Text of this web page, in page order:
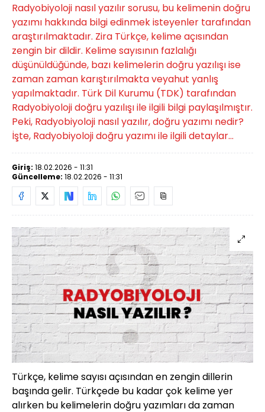
Radyobiyoloji nasıl yazılır sorusu, bu kelimenin doğru
yazımı hakkında bilgi edinmek isteyenler tarafından
araştırılmaktadır. Zira Türkçe, kelime açısından
zengin bir dildir. Kelime sayısının fazlalığı
düşünüldüğünde, bazı kelimelerin doğru yazılışı ise
zaman zaman karıştırılmakta veyahut yanlış
yapılmaktadır. Türk Dil Kurumu (TDK) tarafından
Radyobiyoloji doğru yazılışı ile ilgili bilgi paylaşılmıştır.
Peki, Radyobiyoloji nasıl yazılır, doğru yazımı nedir?
İşte, Radyobiyoloji doğru yazımı ile ilgili detaylar...
Giriş: 18.02.2026 - 11:31
Güncelleme: 18.02.2026 - 11:31
Türkçe, kelime sayısı açısından en zengin dillerin
başında gelir. Türkçede bu kadar çok kelime yer
alırken bu kelimelerin doğru yazımları da zaman